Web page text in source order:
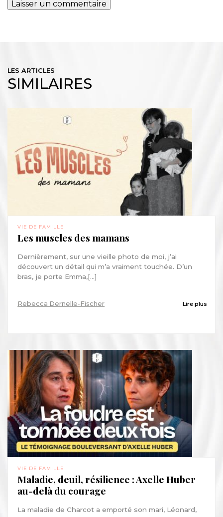
LES ARTICLES
SIMILAIRES
VIE DE FAMILLE
Les muscles des mamans
Dernièrement, sur une vieille photo de moi, j’ai
découvert un détail qui m’a vraiment touchée. D’un
bras, je porte Emma,[...]
Rebecca Dernelle-Fischer Lire plus
VIE DE FAMILLE
Maladie, deuil, résilience : Axelle Huber
au-delà du courage
La maladie de Charcot a emporté son mari, Léonard,